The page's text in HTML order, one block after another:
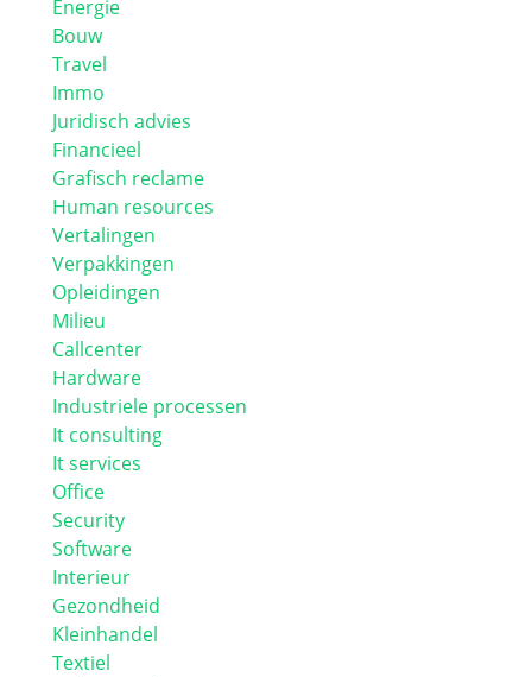
Energie
Bouw
Travel
Immo
Juridisch advies
Financieel
Grafisch reclame
Human resources
Vertalingen
Verpakkingen
Opleidingen
Milieu
Callcenter
Hardware
Industriele processen
It consulting
It services
Office
Security
Software
Interieur
Gezondheid
Kleinhandel
Textiel